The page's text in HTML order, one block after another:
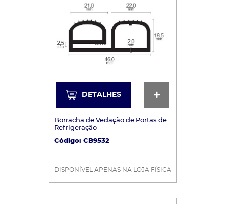
DETALHES
DETALHES
Borracha de Vedação de Portas de
Refrigeração
Código: CB9532
DISPONÍVEL APENAS NA LOJA FÍSICA